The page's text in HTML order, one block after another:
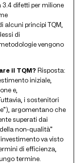
difetti per milione
alcuni principi TQM,
di
vengono
il TQM? Risposta:
iniziale,
e,
i sostenitori
argomentano che
superati dai
non-qualità”
va visto
di efficienza,
termine.